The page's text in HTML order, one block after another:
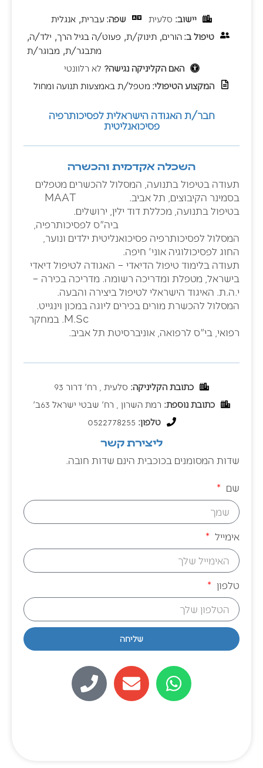
יישוב: סלעית שפה: עברית, אנגלית
טיפול ב: הורים, תינוק/ת, פעוט/ה בגיל הרך, ילד/ה,
מתבגר/ת, מבוגר/ת
האם הקליניקה נגישה? לא רלוונטי
המקצוע הטיפולי: מטפל/ת באמצעות תנועה ומחול
חבר/ת האגודה הישראלית לפסיכותרפיה
פסיכואנליטית
השכלה אקדמית והכשרה
תעודה בטיפול בתנועה, המסלול להכשרים מטפלים
בטיפול בתנועה, מכללת דוד ילין, ירושלים.
ביה"ס לפסיכותרפיה,
המסלול לפסיכותרפיה פסיכואנליטית ילדים ונוער,
החוג לפסיכולוגיה אוני' חיפה.
תעודה בלימוד טיפול הדיאדי – האגודה לטיפול דיאדי
בישראל, מטפלת ומדריכה רשומה. מדריכה בכירה –
י.ה.ת. האיגוד הישראלי לטיפול ביצירה והבעה.
המסלול להכשרת מורים בכירים ליוגה במכון וינגייט.
M.Sc. במחקר
רפואי, בי"ס לרפואה, אוניברסיטת תל אביב.
כתובת הקליניקה: סלעית , רח' דרור 93
כתובת נוספת: רמת השרון , רח' שבטי ישראל 63ב'
טלפון:
ליצירת קשר
שדות המסומנים בכוכבית הינם שדות חובה.
שם
אימייל
טלפון
שליחה